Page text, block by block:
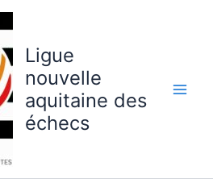
Ligue
nouvelle
aquitaine des
échecs